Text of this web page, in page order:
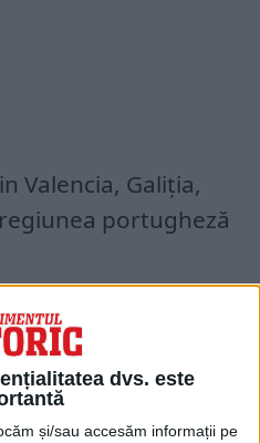
dvs. este
și/sau accesăm informații pe
Valencia, Galiția,
portugheză
în Spania, în
înmormântat pe
parte a